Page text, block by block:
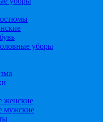
уборы
женские
мужские